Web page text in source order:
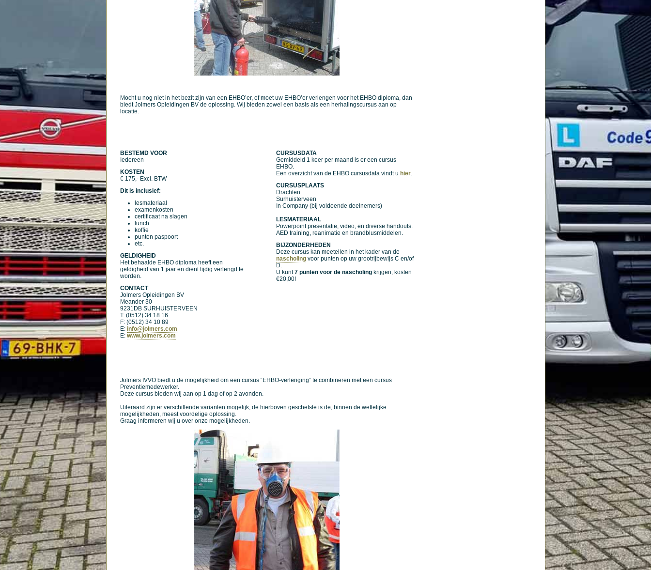
Mocht u nog niet in het bezit zijn van een EHBO’er, of moet uw EHBO’er verlengen voor het EHBO diploma, dan
biedt Jolmers Opleidingen BV de oplossing. Wij bieden zowel een basis als een herhalingscursus aan op
locatie.
BESTEMD VOOR
Iedereen
KOSTEN
€ 175,- Excl. BTW
Dit is inclusief:
lesmateriaal
examenkosten
certificaat na slagen
lunch
koffie
punten paspoort
etc.
GELDIGHEID
Het behaalde EHBO diploma heeft een
geldigheid van 1 jaar en dient tijdig verlengd te
worden.
CONTACT
Jolmers Opleidingen BV
Meander 30
9231DB SURHUISTERVEEN
T: (0512) 34 18 16
F: (0512) 34 10 89
E: info@jolmers.com
E: www.jolmers.com
CURSUSDATA
Gemiddeld 1 keer per maand is er een cursus
EHBO.
Een overzicht van de EHBO cursusdata vindt u hier.
CURSUSPLAATS
Drachten
Surhuisterveen
In Company (bij voldoende deelnemers)
LESMATERIAAL
Powerpoint presentatie, video, en diverse handouts.
AED training, reanimatie en brandblusmiddelen.
BIJZONDERHEDEN
Deze cursus kan meetellen in het kader van de
nascholingvoor punten op uw grootrijbewijs C en/of
D.
U kunt7 punten voor de nascholingkrijgen, kosten
€20,00!
Jolmers IVVO biedt u de mogelijkheid om een cursus “EHBO-verlenging” te combineren met een cursus
Preventiemedewerker.
Deze cursus bieden wij aan op 1 dag of op 2 avonden.
Uiteraard zijn er verschillende varianten mogelijk, de hierboven geschetste is de, binnen de wettelijke
mogelijkheden, meest voordelige oplossing.
Graag informeren wij u over onze mogelijkheden.